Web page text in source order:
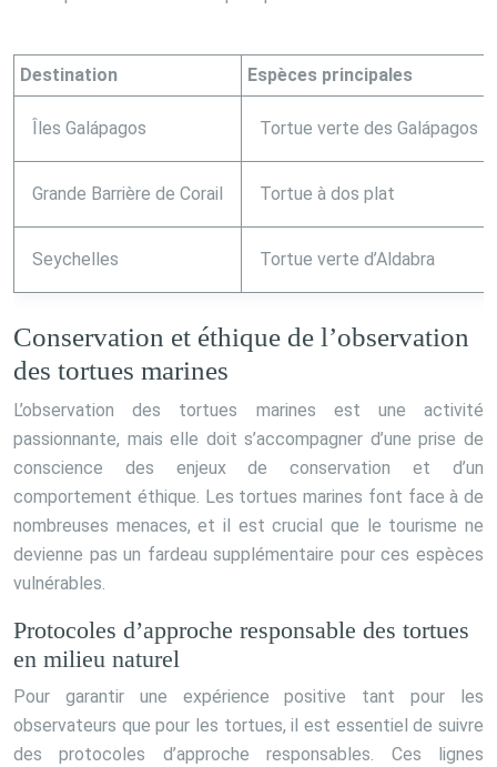
Destination Espèces principales
Îles Galápagos Tortue verte des Galápagos
Grande Barrière de Corail Tortue à dos plat
Seychelles Tortue verte d’Aldabra
Conservation et éthique de l’observation
des tortues marines
L’observation des tortues marines est une activité
passionnante, mais elle doit s’accompagner d’une prise de
conscience des enjeux de conservation et d’un
comportement éthique. Les tortues marines font face à de
nombreuses menaces, et il est crucial que le tourisme ne
devienne pas un fardeau supplémentaire pour ces espèces
vulnérables.
Protocoles d’approche responsable des tortues
en milieu naturel
Pour garantir une expérience positive tant pour les
observateurs que pour les tortues, il est essentiel de suivre
des protocoles d’approche responsables. Ces lignes